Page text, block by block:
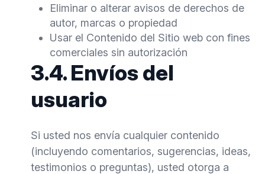
Eliminar o alterar avisos de derechos de
autor, marcas o propiedad
Usar el Contenido del Sitio web con fines
comerciales sin autorización
3.4. Envíos del
usuario
Si usted nos envía cualquier contenido
(incluyendo comentarios, sugerencias, ideas,
testimonios o preguntas), usted otorga a